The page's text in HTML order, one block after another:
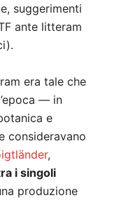
suggerimenti
ante litteram
era tale che
— in
e
consideravano
,
i singoli
produzione